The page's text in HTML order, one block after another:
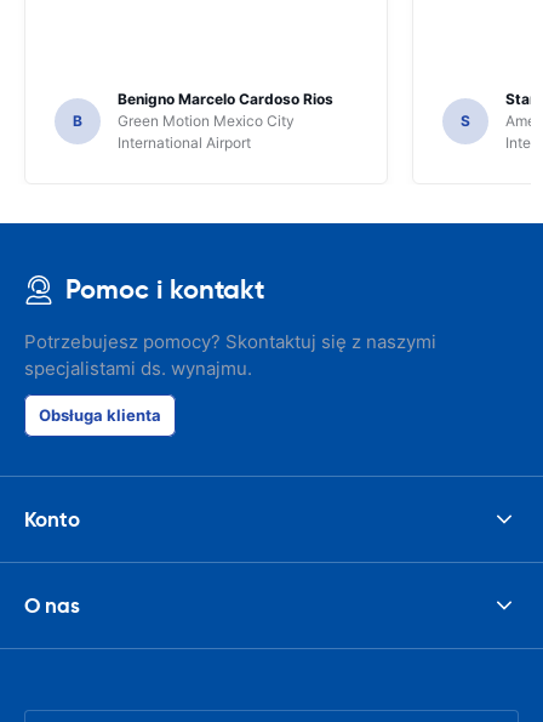
B
Benigno Marcelo Cardoso Rios
Green Motion Mexico City
International Airport
S
Pomoc i kontakt
Potrzebujesz pomocy? Skontaktuj się z naszymi
specjalistami ds. wynajmu.
Obsługa klienta
Konto
O nas